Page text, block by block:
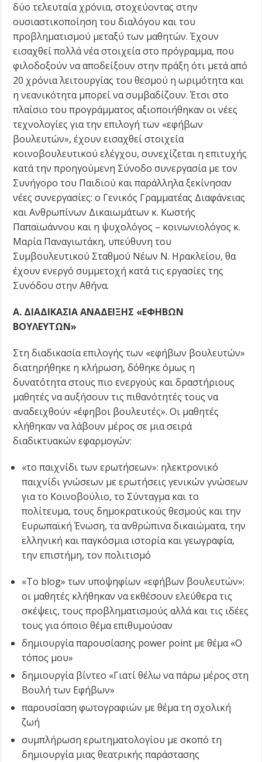
δύο τελευταία χρόνια, στοχεύοντας στην
ουσιαστικοποίηση του διαλόγου και του
προβληματισμού μεταξύ των μαθητών. Έχουν
εισαχθεί πολλά νέα στοιχεία στο πρόγραμμα, που
φιλοδοξούν να αποδείξουν στην πράξη ότι μετά από
20 χρόνια λειτουργίας του θεσμού η ωριμότητα και
η νεανικότητα μπορεί να συμβαδίζουν. Έτσι στο
πλαίσιο του προγράμματος αξιοποιήθηκαν οι νέες
τεχνολογίες για την επιλογή των «εφήβων
βουλευτών», έχουν εισαχθεί στοιχεία
κοινοβουλευτικού ελέγχου, συνεχίζεται η επιτυχής
κατά την προηγούμενη Σύνοδο συνεργασία με τον
Συνήγορο του Παιδιού και παράλληλα ξεκίνησαν
νέες συνεργασίες: ο Γενικός Γραμματέας Διαφάνειας
και Ανθρωπίνων Δικαιωμάτων κ. Κωστής
Παπαϊωάννου και η ψυχολόγος – κοινωνιολόγος κ.
Μαρία Παναγιωτάκη, υπεύθυνη του
Συμβουλευτικού Σταθμού Νέων Ν. Ηρακλείου, θα
έχουν ενεργό συμμετοχή κατά τις εργασίες της
Συνόδου στην Αθήνα.
Α. ΔΙΑΔΙΚΑΣΙΑ ΑΝΑΔΕΙΞΗΣ «ΕΦΗΒΩΝ
ΒΟΥΛΕΥΤΩΝ»
Στη διαδικασία επιλογής των «εφήβων βουλευτών»
διατηρήθηκε η κλήρωση, δόθηκε όμως η
δυνατότητα στους πιο ενεργούς και δραστήριους
μαθητές να αυξήσουν τις πιθανότητές τους να
αναδειχθούν «έφηβοι βουλευτές». Οι μαθητές
κλήθηκαν να λάβουν μέρος σε μια σειρά
διαδικτυακών εφαρμογών:
«το παιχνίδι των ερωτήσεων»: ηλεκτρονικό
παιχνίδι γνώσεων με ερωτήσεις γενικών γνώσεων
για το Κοινοβούλιο, το Σύνταγμα και το
πολίτευμα, τους δημοκρατικούς θεσμούς και την
Ευρωπαϊκή Ένωση, τα ανθρώπινα δικαιώματα, την
ελληνική και παγκόσμια ιστορία και γεωγραφία,
την επιστήμη, τον πολιτισμό
«Το blog» των υποψηφίων «εφήβων βουλευτών»:
οι μαθητές κλήθηκαν να εκθέσουν ελεύθερα τις
σκέψεις, τους προβληματισμούς αλλά και τις ιδέες
τους για όποιο θέμα επιθυμούσαν
δημιουργία παρουσίασης power point με θέμα «Ο
τόπος μου»
δημιουργία βίντεο «Γιατί θέλω να πάρω μέρος στη
Βουλή των Εφήβων»
παρουσίαση φωτογραφιών με θέμα τη σχολική
ζωή
συμπλήρωση ερωτηματολογίου με σκοπό τη
δημιουργία μιας θεατρικής παράστασης